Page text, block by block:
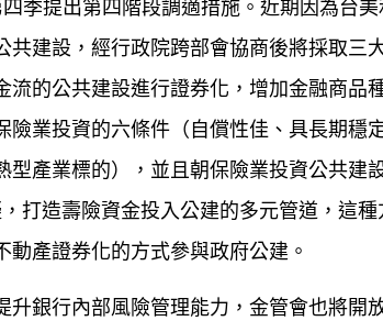
季提出第四階段調適措施。近期因為台
共建設，經行政院跨部會協商後將採取三
流的公共建設進行證券化，增加金融商品
險業投資的六條件（自償性佳、具長期穩
型產業標的），並且朝保險業投資公共建
打造壽險資金投入公建的多元管道，這
產證券化的方式參與政府公建。
升銀行內部風險管理能力，金管會也將開